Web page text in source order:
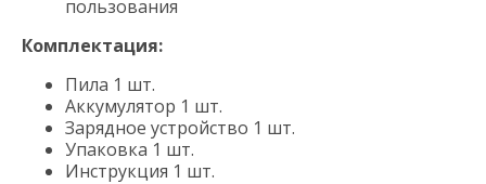
пользования
Комплектация:
Пила 1 шт.
Аккумулятор 1 шт.
Зарядное устройство 1 шт.
Упаковка 1 шт.
Инструкция 1 шт.